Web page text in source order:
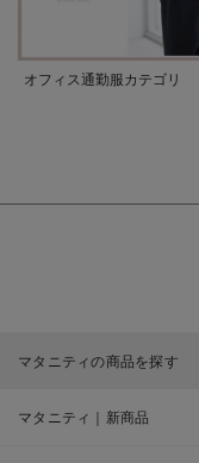
オフィス通勤服カテゴリ
マタニティの商品を探す
マタニティ｜新商品